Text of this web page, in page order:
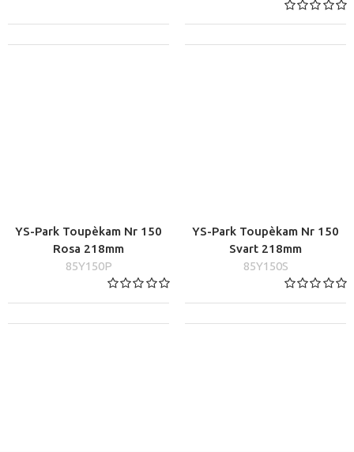
YS-Park Toupèkam Nr 150
Rosa 218mm
85Y150P
YS-Park Toupèkam Nr 150
Svart 218mm
85Y150S